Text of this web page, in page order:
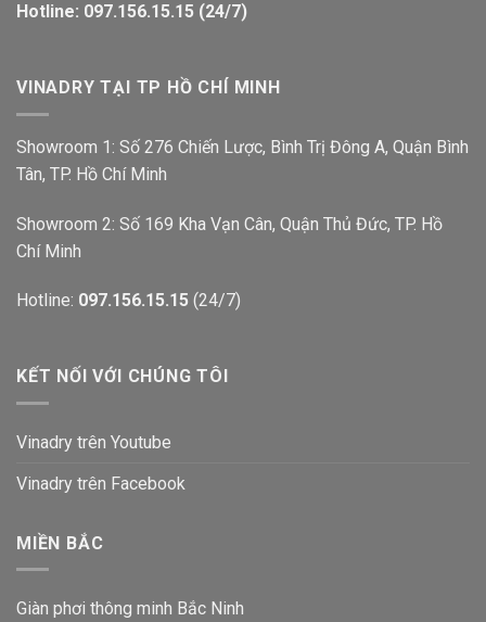
Hotline: 097.156.15.15 (24/7)
VINADRY TẠI TP HỒ CHÍ MINH
Showroom 1: Số 276 Chiến Lược, Bình Trị Đông A, Quận Bình
Tân, TP. Hồ Chí Minh
Showroom 2: Số 169 Kha Vạn Cân, Quận Thủ Đức, TP. Hồ
Chí Minh
Hotline: 097.156.15.15 (24/7)
KẾT NỐI VỚI CHÚNG TÔI
Vinadry trên Youtube
Vinadry trên Facebook
MIỀN BẮC
Giàn phơi thông minh Bắc Ninh